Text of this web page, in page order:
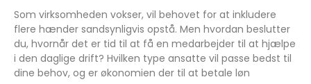
Som virksomheden vokser, vil behovet for at inkludere
flere hænder sandsynligvis opstå. Men hvordan beslutter
du, hvornår det er tid til at få en medarbejder til at hjælpe
i den daglige drift? Hvilken type ansatte vil passe bedst til
dine behov, og er økonomien der til at betale løn